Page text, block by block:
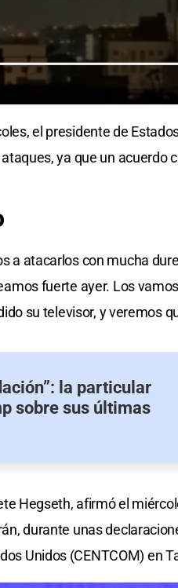
el presidente de
ya que un acuerdo
a atacarlos con mucha
fuerte ayer. Los
su televisor, y veremos
la particular
sobre sus últimas
Hegseth, afirmó el
durante unas
Unidos (CENTCOM) en